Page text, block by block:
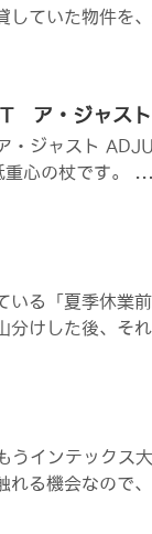
していた物件を
ア・ジャスト
・ジャスト
心の杖です。 ...
る「夏季休業前
分けした後、それ
インテックス
れる機会なので、